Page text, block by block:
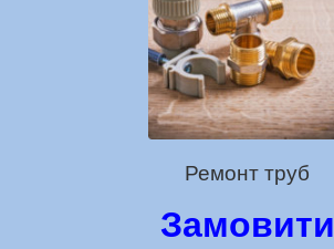
Ремонт труб
Замовити